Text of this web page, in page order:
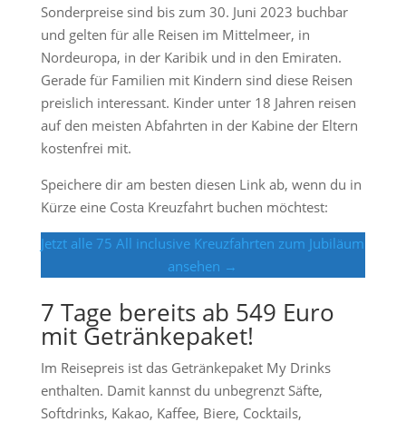
Sonderpreise sind bis zum 30. Juni 2023 buchbar
und gelten für alle Reisen im Mittelmeer, in
Nordeuropa, in der Karibik und in den Emiraten.
Gerade für Familien mit Kindern sind diese Reisen
preislich interessant. Kinder unter 18 Jahren reisen
auf den meisten Abfahrten in der Kabine der Eltern
kostenfrei mit.
Speichere dir am besten diesen Link ab, wenn du in
Kürze eine Costa Kreuzfahrt buchen möchtest:
Jetzt alle 75 All inclusive Kreuzfahrten zum Jubiläum
ansehen →
7 Tage bereits ab 549 Euro
mit Getränkepaket!
Im Reisepreis ist das Getränkepaket My Drinks
enthalten. Damit kannst du unbegrenzt Säfte,
Softdrinks, Kakao, Kaffee, Biere, Cocktails,